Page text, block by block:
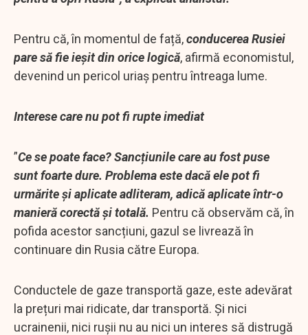
Pentru că, în momentul de față,conducerea Rusiei
pare să fie ieșit din orice logică, afirmă economistul,
devenind un pericol uriaș pentru întreaga lume.
Interese care nu pot fi rupte imediat
”Ce se poate face? Sancțiunile care au fost puse
sunt foarte dure. Problema este dacă ele pot fi
urmărite și aplicate adliteram, adică aplicate într-o
manieră corectă și totală. Pentru că observăm că, în
pofida acestor sancțiuni, gazul se livrează în
continuare din Rusia către Europa.
Conductele de gaze transportă gaze, este adevărat
la prețuri mai ridicate, dar transportă. Și nici
ucrainenii, nici rușii nu au nici un interes să distrugă